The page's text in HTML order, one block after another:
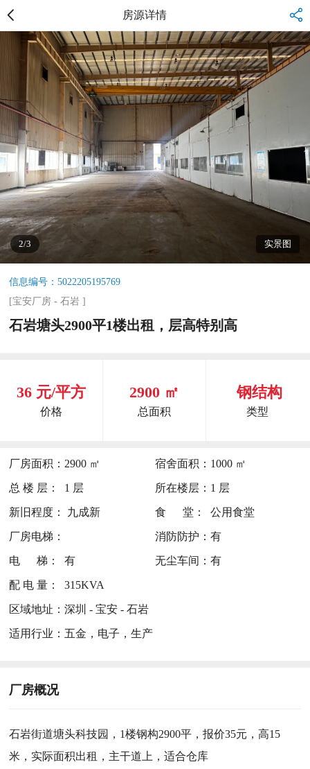
房源详情
2/3 实景图
信息编号：5022205195769
[宝安厂房 -石岩 ]
石岩塘头2900平1楼出租，层高特别高
36 元/平方
价格
2900 ㎡
总面积
钢结构
类型
厂房面积： 2900 ㎡ 宿舍面积： 1000 ㎡
总 楼 层： 1 层 所在楼层： 1 层
新旧程度： 九成新 食 堂： 公用食堂
厂房电梯： 消防防护： 有
电 梯： 有 无尘车间： 有
配 电 量： 315KVA
区域地址：深圳 - 宝安 - 石岩
适用行业： 五金，电子，生产
厂房概况
石岩街道塘头科技园，1楼钢构2900平，报价35元，高15
米，实际面积出租，主干道上，适合仓库